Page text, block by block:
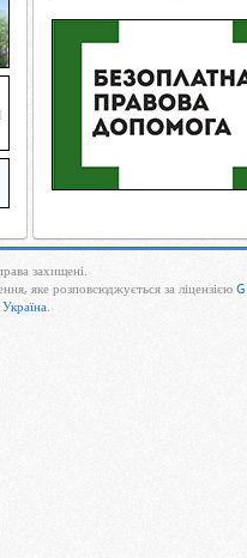
захищені.
яке розповсюджується за ліцензією
.